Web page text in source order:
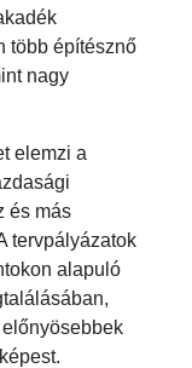
több építésznő
nagy
elemzi a
és más
tervpályázatok
alapuló